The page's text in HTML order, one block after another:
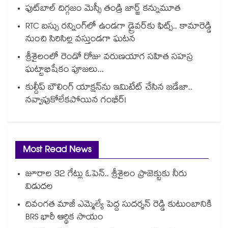
ఫుట్‎బాల్ దిగ్గజం మెస్సీ తండ్రి జార్జ్ కన్నుమూత
RTC బస్సు రన్నింగ్⁫లో ఉండగా డ్రైవర్‌కు ఫిట్స్.. కామారెడ్డి
నుంచి సిరిసిల్ల వస్తుండగా ఘటన
శ్రీశైలంలో రెండో రోజు వరుణయాగ సహిత సహస్ర
ఘట్టాభిషేకం పూజలు...
కుల్దీప్ బౌలింగ్ యాక్షన్‌ను ఇమిటేట్ చేసిన జడేజా..
నవ్వాపుకోలేకపోయిన గంభీర్!
Most Read News
జూరాల 32 గేట్లు ఓపెన్.. శ్రీశైలం ప్రాజెక్టుకు నీరు
విడుదల
దివంగత మాజీ ఎమ్మెల్యే పెద్ద సుదర్శన్ రెడ్డి కుటుంబానికి
BRS భారీ ఆర్థిక సాయం